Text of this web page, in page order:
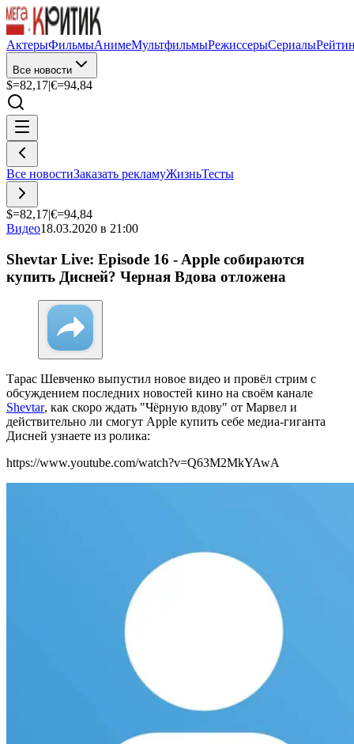
АктерыФильмыАнимеМультфильмыРежиссерыСериалы
Все новости
$=82,17|€=94,84
Все новостиЗаказать рекламуЖизньТесты
$=82,17|€=94,84
Видео18.03.2020 в 21:00
Shevtar Live: Episode 16 - Apple собираются
купить Дисней? Черная Вдова отложена
Тарас Шевченко выпустил новое видео и провёл стрим с
обсуждением последних новостей кино на своём канале
Shevtar, как скоро ждать "Чёрную вдову" от Марвел и
действительно ли смогут Apple купить себе медиа-гиганта
Дисней узнаете из ролика:
https://www.youtube.com/watch?v=Q63M2MkYAwA